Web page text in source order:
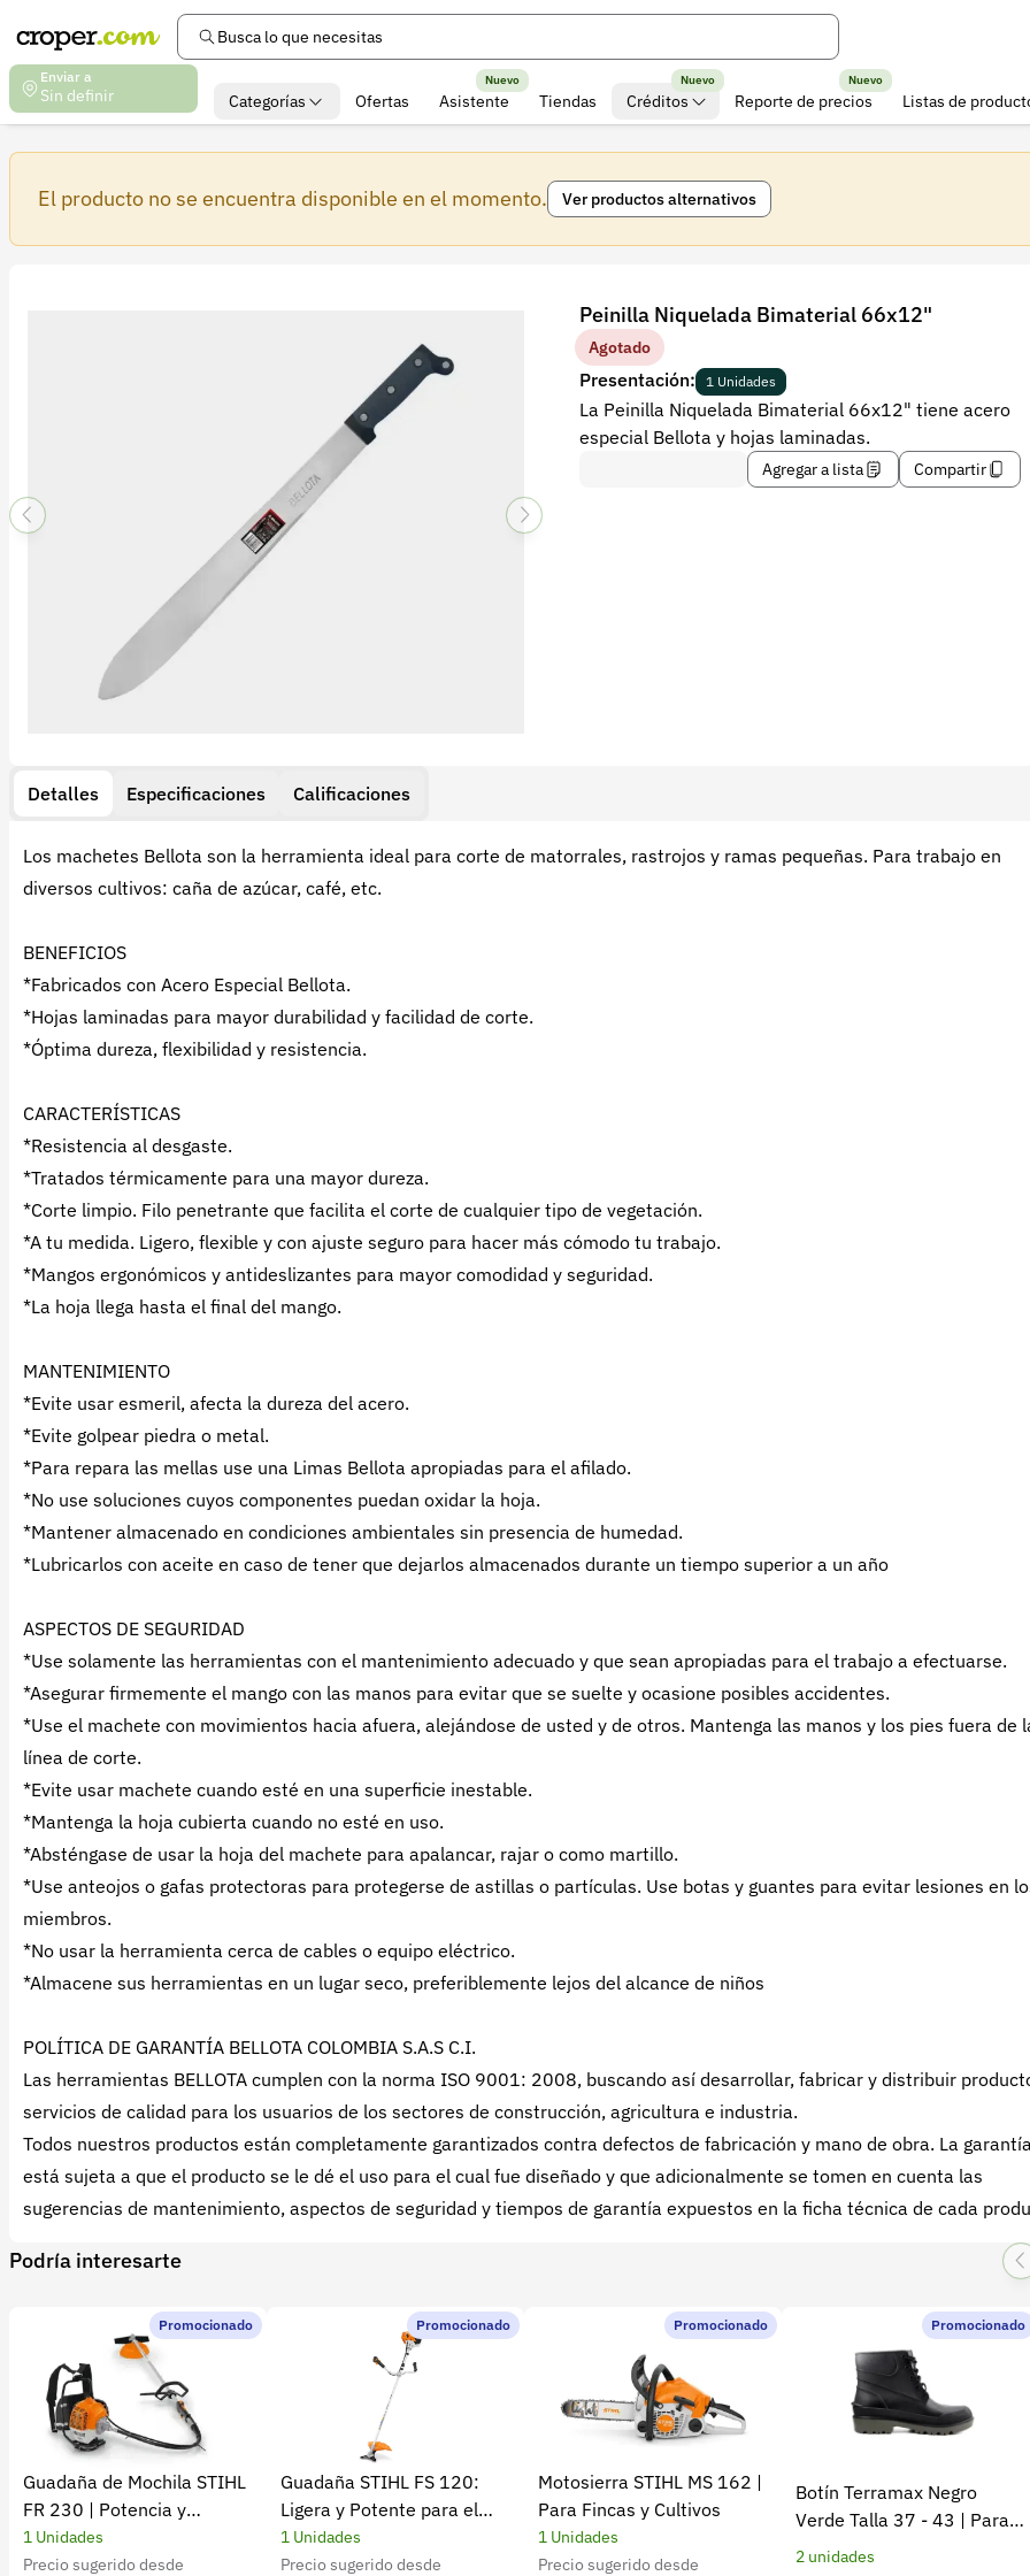
Busca lo que necesitas
Enviar a
Sin definir Categorías Ofertas Asistente
Nuevo
Tiendas Créditos
Nuevo
Reporte de precios
Nuevo
Listas de
El producto no se encuentra disponible en el momento. Ver productos alternativos
Peinilla Niquelada Bimaterial 66x12"
Agotado
Presentación: 1 Unidades
La Peinilla Niquelada Bimaterial 66x12" tiene acero
especial Bellota y hojas laminadas.
Agregar a lista Compartir
Detalles Especificaciones Calificaciones
Los machetes Bellota son la herramienta ideal para corte de matorrales, rastrojos y ramas pequeñas. Para trabajo en
diversos cultivos: caña de azúcar, café, etc.
BENEFICIOS
*Fabricados con Acero Especial Bellota.
*Hojas laminadas para mayor durabilidad y facilidad de corte.
*Óptima dureza, flexibilidad y resistencia.
CARACTERÍSTICAS
*Resistencia al desgaste.
*Tratados térmicamente para una mayor dureza.
*Corte limpio. Filo penetrante que facilita el corte de cualquier tipo de vegetación.
*A tu medida. Ligero, flexible y con ajuste seguro para hacer más cómodo tu trabajo.
*Mangos ergonómicos y antideslizantes para mayor comodidad y seguridad.
*La hoja llega hasta el final del mango.
MANTENIMIENTO
*Evite usar esmeril, afecta la dureza del acero.
*Evite golpear piedra o metal.
*Para repara las mellas use una Limas Bellota apropiadas para el afilado.
*No use soluciones cuyos componentes puedan oxidar la hoja.
*Mantener almacenado en condiciones ambientales sin presencia de humedad.
*Lubricarlos con aceite en caso de tener que dejarlos almacenados durante un tiempo superior a un año
ASPECTOS DE SEGURIDAD
*Use solamente las herramientas con el mantenimiento adecuado y que sean apropiadas para el trabajo a efectuarse.
*Asegurar firmemente el mango con las manos para evitar que se suelte y ocasione posibles accidentes.
*Use el machete con movimientos hacia afuera, alejándose de usted y de otros. Mantenga las manos y los pies fuera de
línea de corte.
*Evite usar machete cuando esté en una superficie inestable.
*Mantenga la hoja cubierta cuando no esté en uso.
*Absténgase de usar la hoja del machete para apalancar, rajar o como martillo.
*Use anteojos o gafas protectoras para protegerse de astillas o partículas. Use botas y guantes para evitar lesiones en
miembros.
*No usar la herramienta cerca de cables o equipo eléctrico.
*Almacene sus herramientas en un lugar seco, preferiblemente lejos del alcance de niños
POLÍTICA DE GARANTÍA BELLOTA COLOMBIA S.A.S C.I.
Las herramientas BELLOTA cumplen con la norma ISO 9001: 2008, buscando así desarrollar, fabricar y distribuir
servicios de calidad para los usuarios de los sectores de construcción, agricultura e industria.
Todos nuestros productos están completamente garantizados contra defectos de fabricación y mano de obra. La
está sujeta a que el producto se le dé el uso para el cual fue diseñado y que adicionalmente se tomen en cuenta las
sugerencias de mantenimiento, aspectos de seguridad y tiempos de garantía expuestos en la ficha técnica de cada
Podría interesarte
Promocionado
Guadaña de Mochila STIHL
FR 230 | Potencia y
rendimiento
1 Unidades
Precio sugerido desde
Promocionado
Guadaña STIHL FS 120:
Ligera y Potente para el
Campo
1 Unidades
Precio sugerido desde
Promocionado
Motosierra STIHL MS 162 |
Para Fincas y Cultivos
1 Unidades
Precio sugerido desde
Promocionado
Botín Terramax Negro
Verde Talla 37 - 43 | Para
trabajo diario y campo
2 unidades